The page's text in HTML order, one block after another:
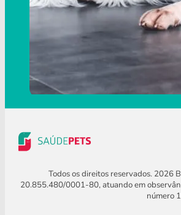
Todos os direitos reservados. 2026
20.855.480/0001-80, atuando em
número